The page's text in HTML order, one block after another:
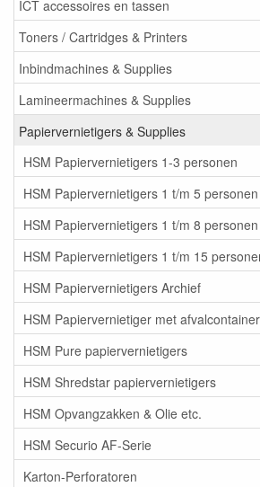
ICT accessoires en tassen
Toners / Cartridges & Printers
Inbindmachines & Supplies
Lamineermachines & Supplies
Papiervernietigers & Supplies
HSM Papiervernietigers 1-3 personen
HSM Papiervernietigers 1 t/m 5 personen
HSM Papiervernietigers 1 t/m 8 personen
HSM Papiervernietigers 1 t/m 15
HSM Papiervernietigers Archief
HSM Papiervernietiger met afvalcontainer
HSM Pure papiervernietigers
HSM Shredstar papiervernietigers
HSM Opvangzakken & Olie etc.
HSM Securio AF-Serie
Karton-Perforatoren